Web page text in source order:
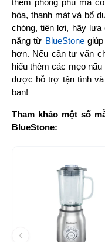
thêm phong phú mà
hòa, thanh mát và bổ
chóng, tiện lợi, hãy lựa
năng từ BlueStone
hơn. Nếu cần tư vấn
hiểu thêm các mẹo
được hỗ trợ tận tình và
bạn!
Tham khảo một số
BlueStone: